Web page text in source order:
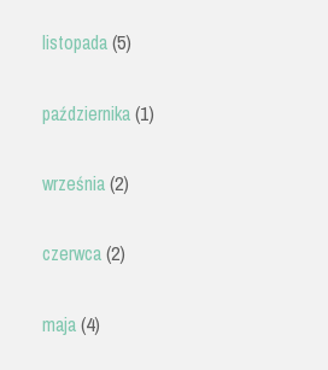
listopada(5)
października(1)
września(2)
czerwca(2)
maja(4)